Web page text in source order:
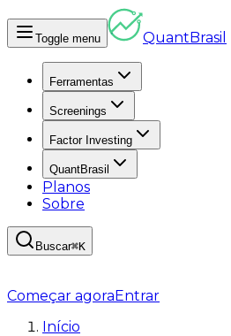
Toggle menu QuantBrasil
Ferramentas
Screenings
Factor Investing
QuantBrasil
Planos
Sobre
Buscar⌘K
Começar agoraEntrar
Início